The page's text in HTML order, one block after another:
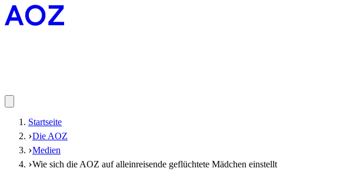
Startseite
Die AOZ
Medien
Wie sich die AOZ auf alleinreisende geflüchtete Mädchen einstellt